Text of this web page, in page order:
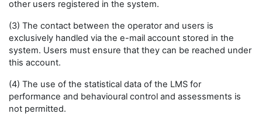
other users registered in the system.
(3) The contact between the operator and users is
exclusively handled via the e-mail account stored in the
system. Users must ensure that they can be reached under
this account.
(4) The use of the statistical data of the LMS for
performance and behavioural control and assessments is
not permitted.